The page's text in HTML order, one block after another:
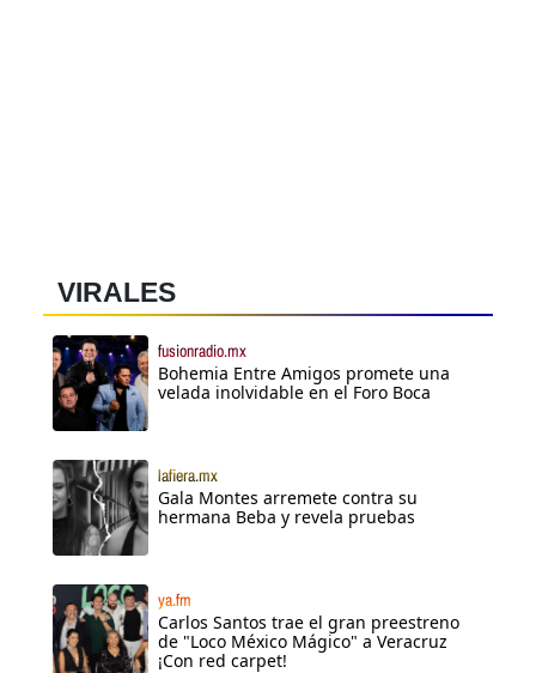
VIRALES
fusionradio.mx
Bohemia Entre Amigos promete una
velada inolvidable en el Foro Boca
lafiera.mx
Gala Montes arremete contra su
hermana Beba y revela pruebas
ya.fm
Carlos Santos trae el gran preestreno
de "Loco México Mágico" a Veracruz
¡Con red carpet!